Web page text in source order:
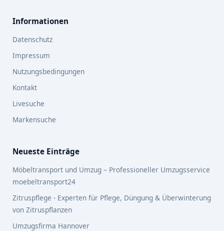
Informationen
Datenschutz
Impressum
Nutzungsbedingungen
Kontakt
Livesuche
Markensuche
Neueste Einträge
Möbeltransport und Umzug – Professioneller Umzugsservice
moebeltransport24
Zitruspflege - Experten für Pflege, Düngung & Überwinterung
von Zitruspflanzen
Umzugsfirma Hannover